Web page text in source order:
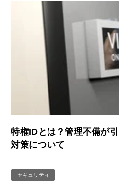
特権IDとは？管理不備が
対策について
セキュリティ